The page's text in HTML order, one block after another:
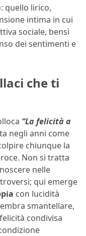
quello lirico,
intima in cui
sociale, bensì
dei sentimenti e
che ti
“La felicità a
negli anni come
chiunque la
Non si tratta
nelle
qui emerge
con lucidità
smantellare,
condivisa